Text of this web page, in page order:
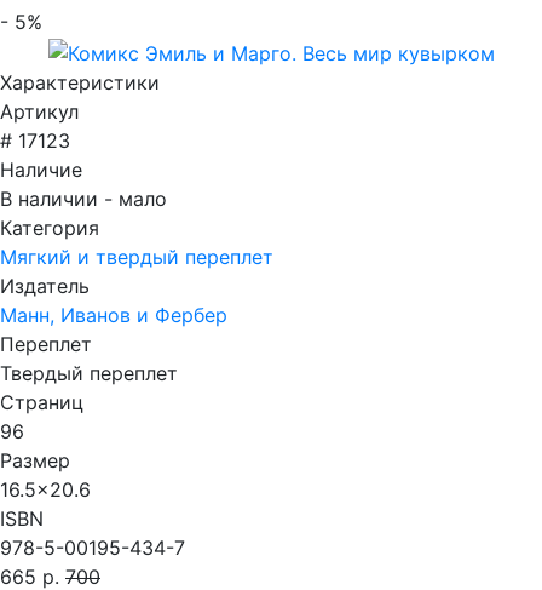
- 5%
Характеристики
Артикул
# 17123
Наличие
В наличии - мало
Категория
Мягкий и твердый переплет
Издатель
Манн, Иванов и Фербер
Переплет
Твердый переплет
Страниц
96
Размер
16.5x20.6
ISBN
978-5-00195-434-7
665 р. 700